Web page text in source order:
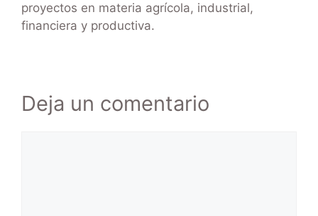
proyectos en materia agrícola, industrial,
financiera y productiva.
Deja un comentario